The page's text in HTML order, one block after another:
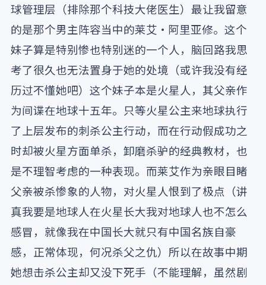
球管理层（排除那个科技大佬医生）最让我留意
的是那个男主阵容当中的莱艾・阿里亚修。这个
妹子算是特别惨也特别迷的一个人，脑回路我思
考了很久也无法置身于她的处境（或许我没有经
历过不懂她吧）这个妹子本是火星人，其父亲作
为间谍在地球十五年。只等火星公主来地球执行
了上层发布的刺杀公主行动，而在行动假成功之
时却被火星方面单杀，卸磨杀驴的经典教材，也
是不理智考虑的一种表现。而莱艾作为亲眼目睹
父亲被杀惨象的人物，对火星人恨到了极点（讲
真我要是地球人在火星长大我对地球人也不怎么
感冒，就像我在中国长大就只有中国名族自豪
感，正常体现，何况杀父之仇）所以在故事中期
她想击杀公主却又没下死手（不能理解，虽然剧